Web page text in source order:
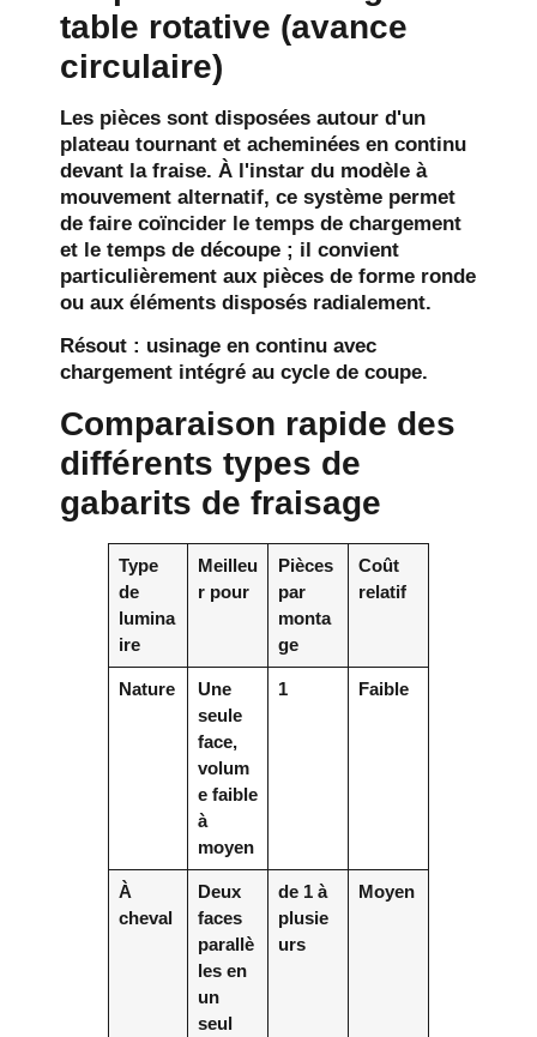
table rotative (avance
circulaire)
Les pièces sont disposées autour d'un
plateau tournant et acheminées en continu
devant la fraise. À l'instar du modèle à
mouvement alternatif, ce système permet
de faire coïncider le temps de chargement
et le temps de découpe ; il convient
particulièrement aux pièces de forme ronde
ou aux éléments disposés radialement.
Résout : usinage en continu avec
chargement intégré au cycle de coupe.
Comparaison rapide des
différents types de
gabarits de fraisage
Type
de
lumina
ire
Meilleu
r pour
Pièces
par
monta
ge
Coût
relatif
Nature
Une
seule
face,
volum
e faible
à
moyen
1 Faible
À
cheval
Deux
faces
parallè
les en
un
seul
de 1 à
plusie
urs
Moyen